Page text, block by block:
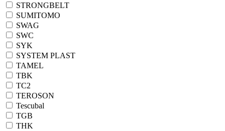
STRONGBELT
SUMITOMO
SWAG
SWC
SYK
SYSTEM PLAST
TAMEL
TBK
TC2
TEROSON
Tescubal
TGB
THK